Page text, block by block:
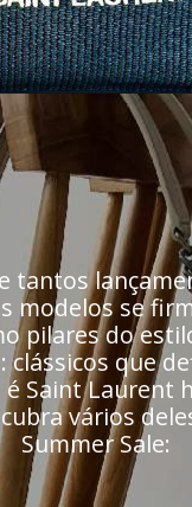
tantos
modelos se
pilares do
clássicos que
é Saint Laurent
vários
Summer Sale: